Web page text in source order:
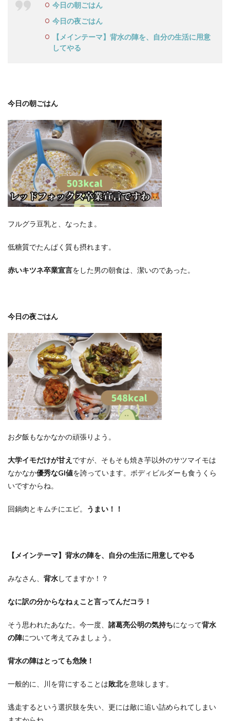
今日の朝ごはん
今日の夜ごはん
【メインテーマ】背水の陣を、自分の生活に用意
してやる
今日の朝ごはん
フルグラ豆乳と、なったま。
低糖質でたんぱく質も摂れます。
赤いキツネ卒業宣言をした男の朝食は、潔いのであった。
今日の夜ごはん
お夕飯もなかなかの頑張りよう。
大学イモだけが甘え ですが、そもそも焼き芋以外のサツマイモは
なかなか優秀なGI値を誇っています。ボディビルダーも食うくら
いですからね。
回鍋肉とキムチにエビ。 うまい！！
【メインテーマ】背水の陣を、自分の生活に用意してやる
みなさん、 背水してますか！？
なに訳の分からなねぇこと言ってんだコラ！
そう思われたあなた。今一度、 諸葛亮公明の気持ちになって背水
の陣について考えてみましょう。
背水の陣はとっても危険！
一般的に、川を背にすることは敗北を意味します。
逃走するという選択肢を失い、更には敵に追い詰められてしまい